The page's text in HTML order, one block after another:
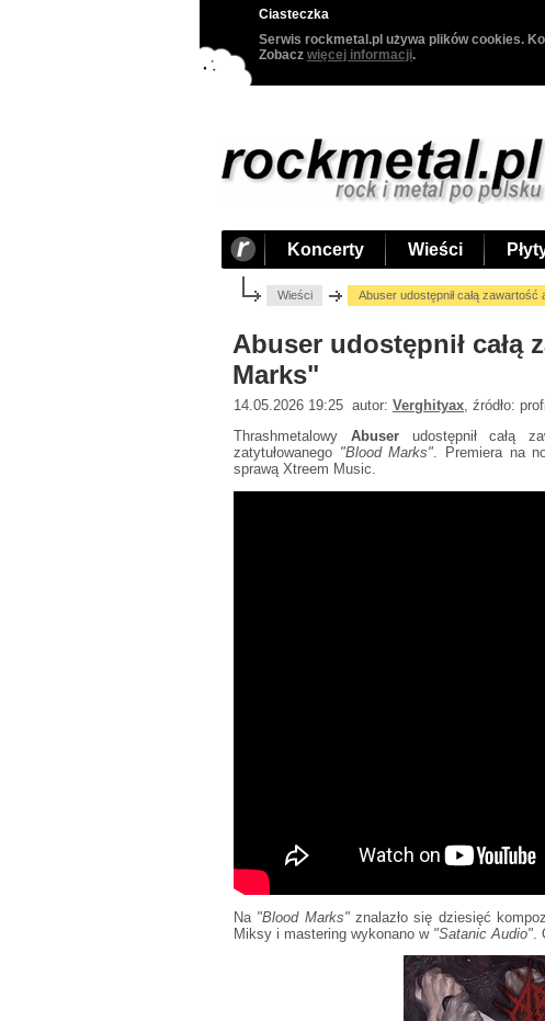
Ciasteczka
Serwis rockmetal.pl używa plików cookies.
Zobacz więcej informacji.
Koncerty Wieści
Wieści Abuser udostępnił całą
Abuser udostępnił całą
Marks"
14.05.2026 19:25 autor: Verghityax , źródło:
Thrashmetalowy Abuserudostępnił całą
zatytułowanego "Blood Marks" . Premiera na
sprawą Xtreem Music.
Na "Blood Marks" znalazło się dziesięć
Miksy i mastering wykonano w "Satanic Audio"